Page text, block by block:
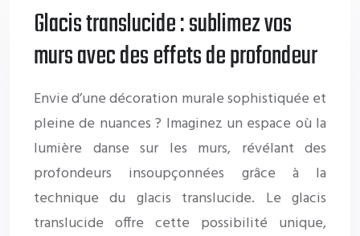
Glacis translucide : sublimez vos
murs avec des effets de profondeur
Envie d’une décoration murale sophistiquée et
pleine de nuances ? Imaginez un espace où la
lumière danse sur les murs, révélant des
profondeurs insoupçonnées grâce à la
technique du glacis translucide. Le glacis
translucide offre cette possibilité unique,